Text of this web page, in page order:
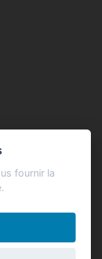
fournir la